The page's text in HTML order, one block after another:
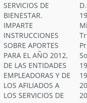
SERVICIOS DE
BIENESTAR.
IMPARTE
INSTRUCCIONES
SOBRE APORTES
PARA EL AÑO 2012,
DE LAS ENTIDADES
EMPLEADORAS Y DE
LOS AFILIADOS A
LOS SERVICIOS DE